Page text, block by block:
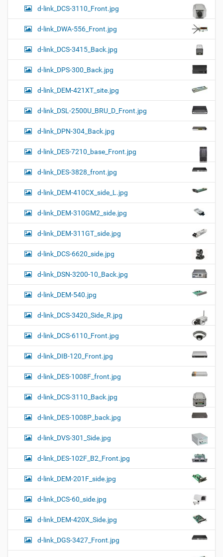
d-link_DCS-3110_Front.jpg
d-link_DWA-556_Front.jpg
d-link_DCS-3415_Back.jpg
d-link_DPS-300_Back.jpg
d-link_DEM-421XT_site.jpg
d-link_DSL-2500U_BRU_D_Front.jpg
d-link_DPN-304_Back.jpg
d-link_DES-7210_base_Front.jpg
d-link_DES-3828_front.jpg
d-link_DEM-410CX_side_L.jpg
d-link_DEM-310GM2_side.jpg
d-link_DEM-311GT_side.jpg
d-link_DCS-6620_side.jpg
d-link_DSN-3200-10_Back.jpg
d-link_DEM-540.jpg
d-link_DCS-3420_Side_R.jpg
d-link_DCS-6110_Front.jpg
d-link_DIB-120_Front.jpg
d-link_DES-1008F_front.jpg
d-link_DCS-3110_Back.jpg
d-link_DES-1008P_back.jpg
d-link_DVS-301_Side.jpg
d-link_DES-102F_B2_Front.jpg
d-link_DEM-201F_side.jpg
d-link_DCS-60_side.jpg
d-link_DEM-420X_Side.jpg
d-link_DGS-3427_Front.jpg